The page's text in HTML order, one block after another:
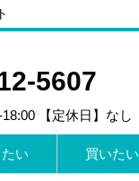
5607
18:00 【定休日】なし
い 買いたい